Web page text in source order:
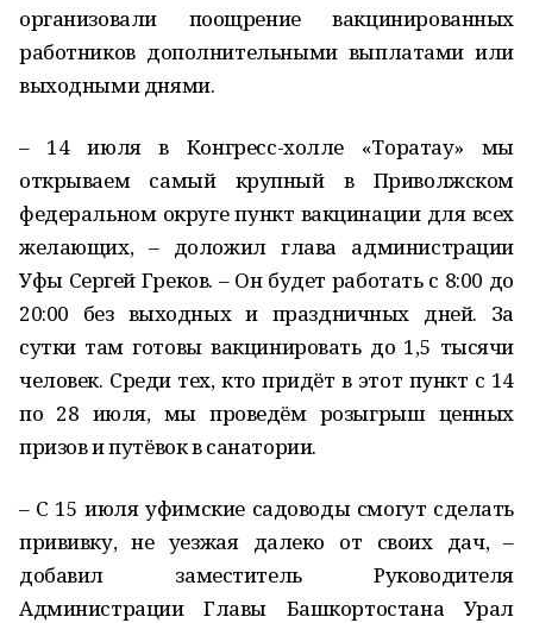
организовали поощрение вакцинированных
работников дополнительными выплатами или
выходными днями.
– 14 июля в Конгресс-холле «Торатау» мы
открываем самый крупный в Приволжском
федеральном округе пункт вакцинации для всех
желающих, – доложил глава администрации
Уфы Сергей Греков. – Он будет работать с 8:00 до
20:00 без выходных и праздничных дней. За
сутки там готовы вакцинировать до 1,5 тысячи
человек. Среди тех, кто придёт в этот пункт с 14
по 28 июля, мы проведём розыгрыш ценных
призов и путёвок в санатории.
– С 15 июля уфимские садоводы смогут сделать
прививку, не уезжая далеко от своих дач, –
добавил заместитель Руководителя
Администрации Главы Башкортостана Урал